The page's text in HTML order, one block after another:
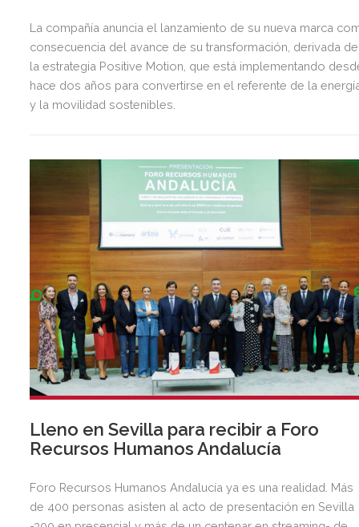
La compañía anuncia el lanzamiento de su nueva marca
consecuencia del avance de su transformación, derivada de
la estrategia Positive Motion, que está implementando
hace dos años para convertirse en el referente de la
y la movilidad sostenibles.
Lleno en Sevilla para recibir a Foro
Recursos Humanos Andalucía
Foro Recursos Humanos Andalucía ya es una realidad. Más
de 400 personas asisten al acto de presentación en Sevilla